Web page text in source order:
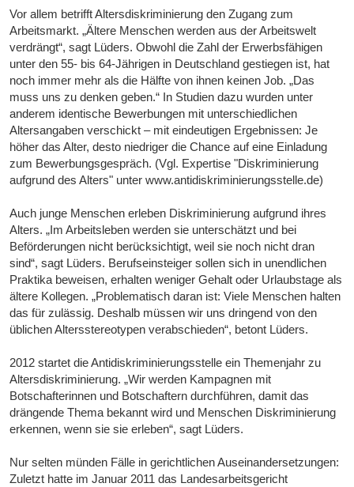
Vor allem betrifft Altersdiskriminierung den Zugang zum
Arbeitsmarkt. „Ältere Menschen werden aus der Arbeitswelt
verdrängt“, sagt Lüders. Obwohl die Zahl der Erwerbsfähigen
unter den 55- bis 64-Jährigen in Deutschland gestiegen ist, hat
noch immer mehr als die Hälfte von ihnen keinen Job. „Das
muss uns zu denken geben.“ In Studien dazu wurden unter
anderem identische Bewerbungen mit unterschiedlichen
Altersangaben verschickt – mit eindeutigen Ergebnissen: Je
höher das Alter, desto niedriger die Chance auf eine Einladung
zum Bewerbungsgespräch. (Vgl. Expertise "Diskriminierung
aufgrund des Alters" unter www.antidiskriminierungsstelle.de)
Auch junge Menschen erleben Diskriminierung aufgrund ihres
Alters. „Im Arbeitsleben werden sie unterschätzt und bei
Beförderungen nicht berücksichtigt, weil sie noch nicht dran
sind“, sagt Lüders. Berufseinsteiger sollen sich in unendlichen
Praktika beweisen, erhalten weniger Gehalt oder Urlaubstage als
ältere Kollegen. „Problematisch daran ist: Viele Menschen halten
das für zulässig. Deshalb müssen wir uns dringend von den
üblichen Altersstereotypen verabschieden“, betont Lüders.
2012 startet die Antidiskriminierungsstelle ein Themenjahr zu
Altersdiskriminierung. „Wir werden Kampagnen mit
Botschafterinnen und Botschaftern durchführen, damit das
drängende Thema bekannt wird und Menschen Diskriminierung
erkennen, wenn sie sie erleben“, sagt Lüders.
Nur selten münden Fälle in gerichtlichen Auseinandersetzungen:
Zuletzt hatte im Januar 2011 das Landesarbeitsgericht